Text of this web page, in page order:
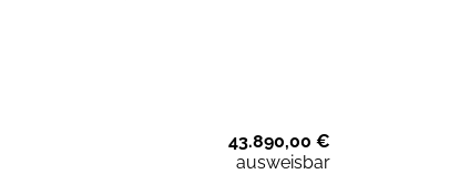
43.890,00 €
ausweisbar